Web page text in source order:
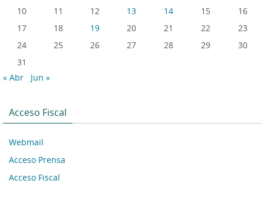
10
11 12 13 14 15
16
17
18 19 20 21 22
23
24
25 26 27 28 29
30
31
« Abr
Jun »
Acceso Fiscal
Webmail
Acceso Prensa
Acceso Fiscal